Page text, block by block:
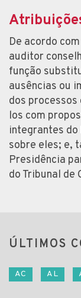
De acordo
auditor
função
ausências ou
dos
los com
integrantes
sobre eles; e,
Presidência
do Tribunal de
ÚLTIMOS
AC AL